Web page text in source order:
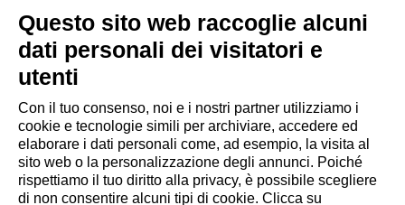
segreteria@lps.coop
INFORMAZIONI
Disclaimer
Questo sito web raccoglie alcuni
dati personali dei visitatori e
utenti
Con il tuo consenso, noi e i nostri partner utilizziamo i
cookie e tecnologie simili per archiviare, accedere ed
elaborare i dati personali come, ad esempio, la visita al
sito web o la personalizzazione degli annunci. Poiché
rispettiamo il tuo diritto alla privacy, è possibile scegliere
di non consentire alcuni tipi di cookie. Clicca su